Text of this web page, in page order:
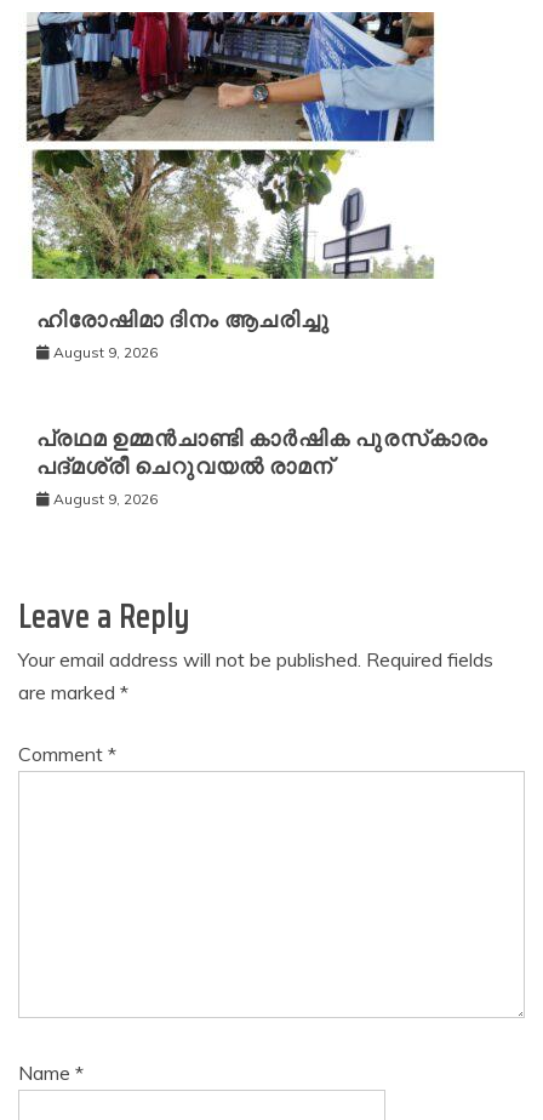
ഹിരോഷിമാ ദിനം ആചരിച്ചു
August 9, 2026
പ്രഥമ ഉമ്മൻചാണ്ടി കാർഷിക പുരസ്‌കാരം
പദ്മശ്രീ ചെറുവയൽ രാമന്
August 9, 2026
Leave a Reply
Your email address will not be published. Required fields
are marked *
Comment *
Name *